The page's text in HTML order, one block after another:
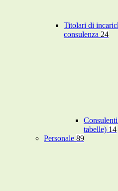
Titolari di
consulenza 24
tabelle) 14
Personale 89